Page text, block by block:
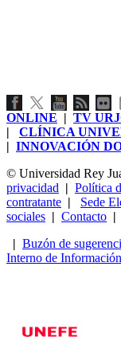
ONLINE | TV
| CLÍNICA
| INNOVACIÓN
© Universidad Rey
privacidad | Política
contratante | Sede
sociales | Contacto |
| Buzón de
Interno de Información